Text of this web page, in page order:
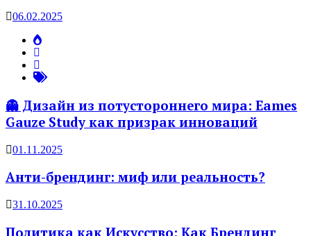
06.02.2025
👻 Дизайн из потустороннего мира: Eames
Gauze Study как призрак инноваций
01.11.2025
Анти-брендинг: миф или реальность?
31.10.2025
Политика как Искусство: Как Брендинг